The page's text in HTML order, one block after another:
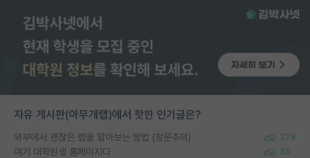
자유 게시판(아무개랩)에서 핫한 인기글은?
외부에서 괜찮은 랩을 알아보는 방법 (장문주의) 278
여기 대학원생 홈페이지다 59